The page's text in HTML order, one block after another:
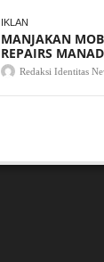
IKLAN
MANJAKAN
REPAIRS
Redaksi Identitas